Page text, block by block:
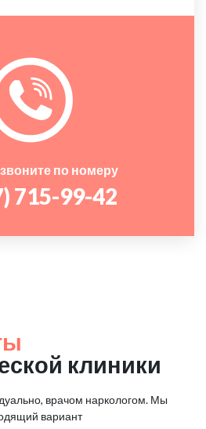
по номеру
715-99-42
клиники
врачом наркологом. Мы
вариант